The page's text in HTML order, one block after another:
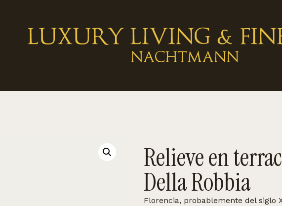
Relieve en
Della Robbia
Florencia, probablemente del siglo